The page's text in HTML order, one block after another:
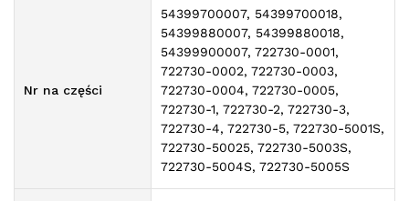
Nr na części
54399700007, 54399700018,
54399880007, 54399880018,
54399900007, 722730-0001,
722730-0002, 722730-0003,
722730-0004, 722730-0005,
722730-1, 722730-2, 722730-3,
722730-4, 722730-5, 722730-5001S,
722730-50025, 722730-5003S,
722730-5004S, 722730-5005S